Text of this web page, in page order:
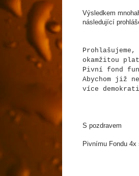
Výsledkem
následující
okamžitou
Pivní fond
Abychom již
více
S pozdravem
Pivnímu Fondu 4x